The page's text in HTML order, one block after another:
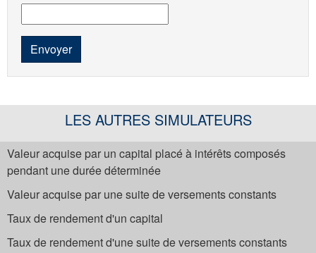
Envoyer
LES AUTRES SIMULATEURS
Valeur acquise par un capital placé à intérêts composés
pendant une durée déterminée
Valeur acquise par une suite de versements constants
Taux de rendement d'un capital
Taux de rendement d'une suite de versements constants